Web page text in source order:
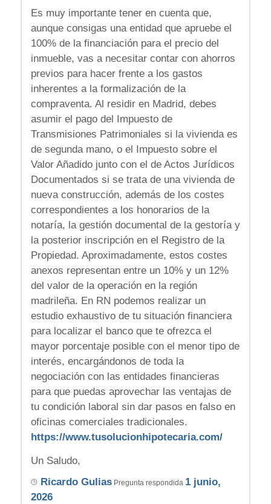
Es muy importante tener en cuenta que,
aunque consigas una entidad que apruebe el
100% de la financiación para el precio del
inmueble, vas a necesitar contar con ahorros
previos para hacer frente a los gastos
inherentes a la formalización de la
compraventa. Al residir en Madrid, debes
asumir el pago del Impuesto de
Transmisiones Patrimoniales si la vivienda es
de segunda mano, o el Impuesto sobre el
Valor Añadido junto con el de Actos Jurídicos
Documentados si se trata de una vivienda de
nueva construcción, además de los costes
correspondientes a los honorarios de la
notaría, la gestión documental de la gestoría y
la posterior inscripción en el Registro de la
Propiedad. Aproximadamente, estos costes
anexos representan entre un 10% y un 12%
del valor de la operación en la región
madrileña. En RN podemos realizar un
estudio exhaustivo de tu situación financiera
para localizar el banco que te ofrezca el
mayor porcentaje posible con el menor tipo de
interés, encargándonos de toda la
negociación con las entidades financieras
para que puedas aprovechar las ventajas de
tu condición laboral sin dar pasos en falso en
oficinas comerciales tradicionales.
https://www.tusolucionhipotecaria.com/
Un Saludo,
Ricardo GuliasPregunta respondida 1 junio,
2026